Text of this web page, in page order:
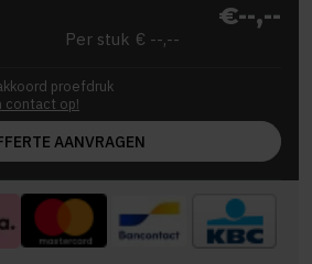
€--,--
Per stuk € --,--
proefdruk
contact op!
AANVRAGEN